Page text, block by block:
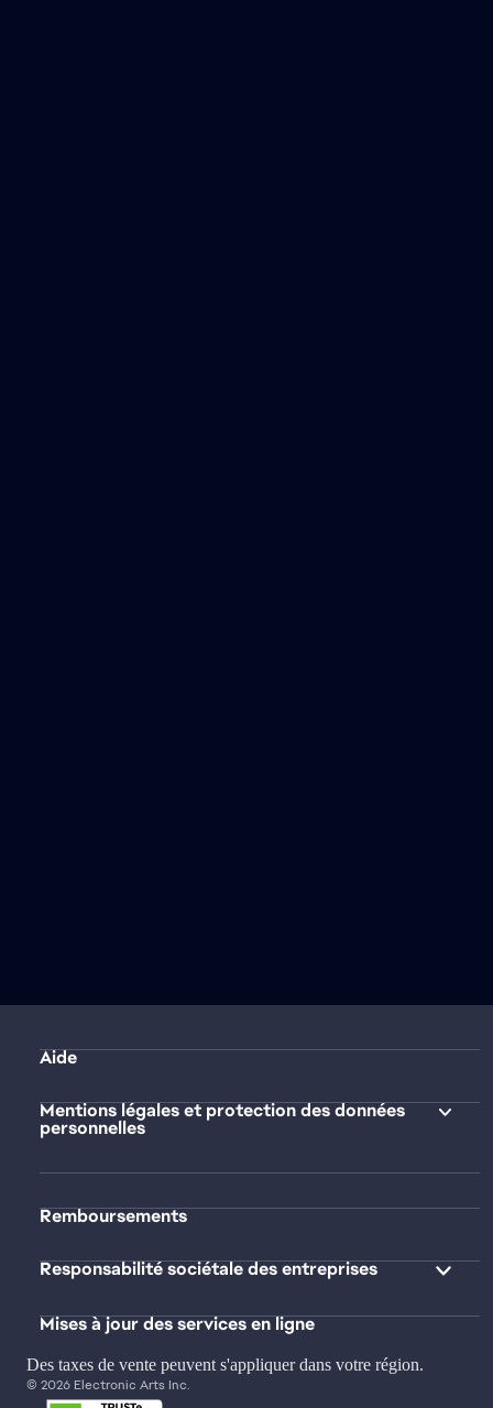
Aide
Mentions légales et protection des données
personnelles
Remboursements
Responsabilité sociétale des entreprises
Mises à jour des services en ligne
Des taxes de vente peuvent s'appliquer dans votre région.
© 2026 Electronic Arts Inc.